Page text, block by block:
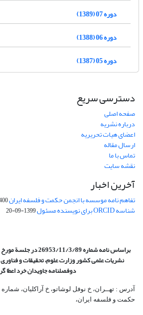
دوره 07 (1389)
دوره 06 (1388)
دوره 05 (1387)
دسترسی سریع
صفحه اصلی
درباره نشریه
اعضای هیات تحریریه
ارسال مقاله
تماس با ما
نقشه سایت
آخرین اخبار
تفاهم نامه موسسه با انجمن حکمت و فلسفه ایران02-21
شناسه ORCID برای نویسنده مسئول 1399-09-20
براساس نامه شماره 26953/11/3/89 در جلسة مورخ 31/6/89 کمیسیون
نشریات علمی کشور وزارت علوم، تحقیقات و
دوفصلنامه جاویدان خرد اعطا
حکمت و فلسفه ایران،‌